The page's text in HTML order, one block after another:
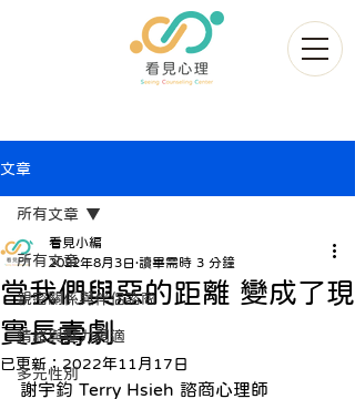
文章
所有文章
親密關係與伴侶諮商
情緒與壓力調適
多元性別
所有文章
當我們與惡的距離 變成了現
實長壽劇
看見小編
2022年8月3日 讀畢需時 3 分鐘
已更新： 2022年11月17日
謝宇鈞 Terry Hsieh 諮商心理師